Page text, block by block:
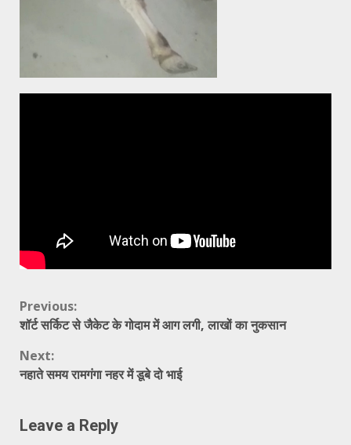
Continue
Previous:
शॉर्ट सर्किट से जैकेट के गोदाम में आग लगी, लाखों का नुकसान
Next:
नहाते समय रामगंगा नहर में डूबे दो भाई
Leave a Reply